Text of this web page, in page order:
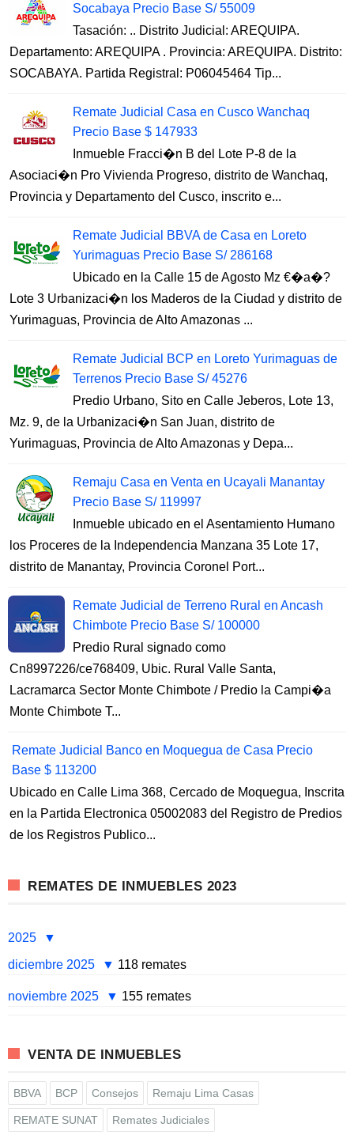
Socabaya Precio Base S/ 55009
Tasación: .. Distrito Judicial: AREQUIPA.
Departamento: AREQUIPA . Provincia: AREQUIPA. Distrito:
SOCABAYA. Partida Registral: P06045464 Tip...
Remate Judicial Casa en Cusco Wanchaq
Precio Base $ 147933
Inmueble Fracci�n B del Lote P-8 de la
Asociaci�n Pro Vivienda Progreso, distrito de Wanchaq,
Provincia y Departamento del Cusco, inscrito e...
Remate Judicial BBVA de Casa en Loreto
Yurimaguas Precio Base S/ 286168
Ubicado en la Calle 15 de Agosto Mz €�a�?
Lote 3 Urbanizaci�n los Maderos de la Ciudad y distrito de
Yurimaguas, Provincia de Alto Amazonas ...
Remate Judicial BCP en Loreto Yurimaguas de
Terrenos Precio Base S/ 45276
Predio Urbano, Sito en Calle Jeberos, Lote 13,
Mz. 9, de la Urbanizaci�n San Juan, distrito de
Yurimaguas, Provincia de Alto Amazonas y Depa...
Remaju Casa en Venta en Ucayali Manantay
Precio Base S/ 119997
Inmueble ubicado en el Asentamiento Humano
los Proceres de la Independencia Manzana 35 Lote 17,
distrito de Manantay, Provincia Coronel Port...
Remate Judicial de Terreno Rural en Ancash
Chimbote Precio Base S/ 100000
Predio Rural signado como
Cn8997226/ce768409, Ubic. Rural Valle Santa,
Lacramarca Sector Monte Chimbote / Predio la Campi�a
Monte Chimbote T...
Remate Judicial Banco en Moquegua de Casa Precio
Base $ 113200
Ubicado en Calle Lima 368, Cercado de Moquegua, Inscrita
en la Partida Electronica 05002083 del Registro de Predios
de los Registros Publico...
REMATES DE INMUEBLES 2023
2025
diciembre 2025
118 remates
noviembre 2025 155 remates
VENTA DE INMUEBLES
BBVA BCP Consejos Remaju Lima Casas
REMATE SUNAT Remates Judiciales